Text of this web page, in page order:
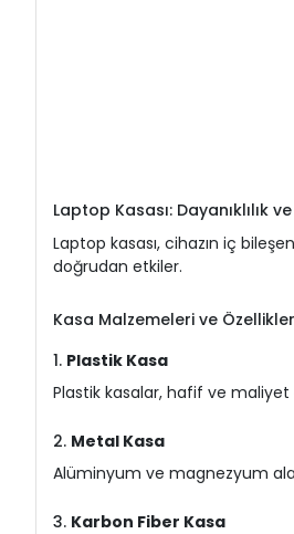
Laptop Kasası: Dayanıklılık
Laptop kasası, cihazın iç
doğrudan etkiler.
Kasa Malzemeleri ve
1. Plastik Kasa
Plastik kasalar, hafif ve maliyet
2. Metal Kasa
Alüminyum ve magnezyum
3. Karbon Fiber Kasa